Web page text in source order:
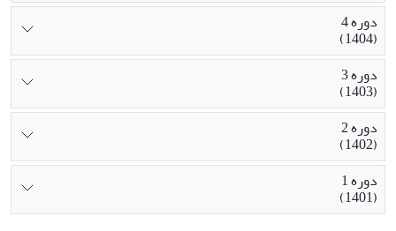
دوره 4
(1404)
دوره 3
(1403)
دوره 2
(1402)
دوره 1
(1401)